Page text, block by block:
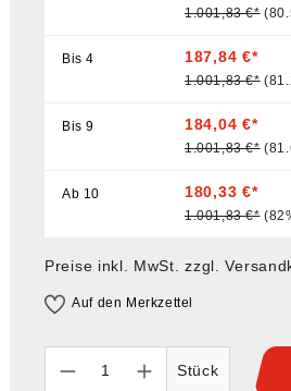
1.001,83 €*
Bis4 187,84 €*
1.001,83 €*
Bis9 184,04 €*
1.001,83 €*
Ab 10 180,33 €*
1.001,83 €*
Preise inkl. MwSt. zzgl.
Auf den Merkzettel
Stück